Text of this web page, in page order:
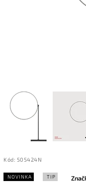
Kód: 505424N
NOVINKA TIP